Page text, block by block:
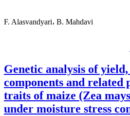
F. Alasvandyari، B. Mahdavi
Genetic analysis of
components and related
traits of maize (Zea
under moisture stress